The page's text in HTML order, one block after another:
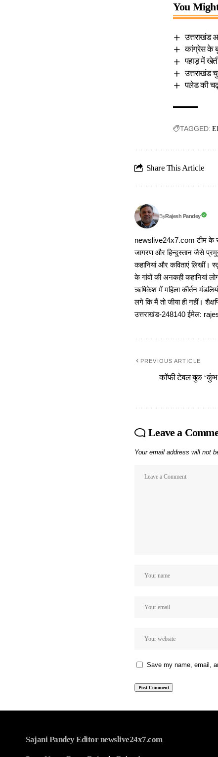
You
उत्तराखंड
कांग्रेस के
पहाड़ में
उत्तराखंड
पलेड की
TAGGED:
Share This Article
ByRajesh Pandey
newslive24x7.com टीम के
जागरण और हिन्दुस्तान जैसे
कहानियां और कविताएं लिखीं।
के गांवों की अनकही कहानियां
ऋषिकेश में महिला कीर्तन
लगे कि मैं तो जीया ही नहीं।
उत्तराखंड-248140 ईमेल:
PREVIOUS ARTICLE
कॉफी टेबल बुक ‘कुंभः
Leave a
Your email address will not
Save my name, email,
Sajani Pandey Editor newslive24x7.com